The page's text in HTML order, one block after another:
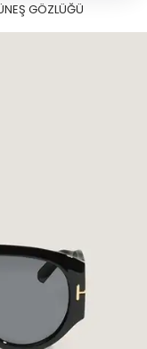
GÖZLÜĞÜ